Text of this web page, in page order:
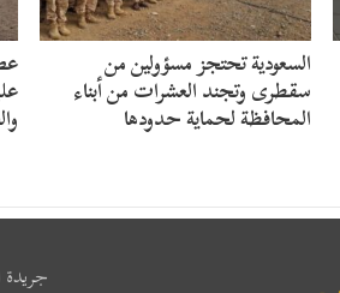
السعودية تحتجز مسؤولين من
سقطرى وتجند العشرات من أبناء
المحافظة لحماية حدودها
جريدة